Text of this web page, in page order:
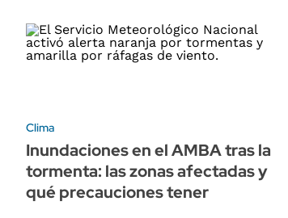
Clima
Inundaciones en el AMBA tras la
tormenta: las zonas afectadas y
qué precauciones tener